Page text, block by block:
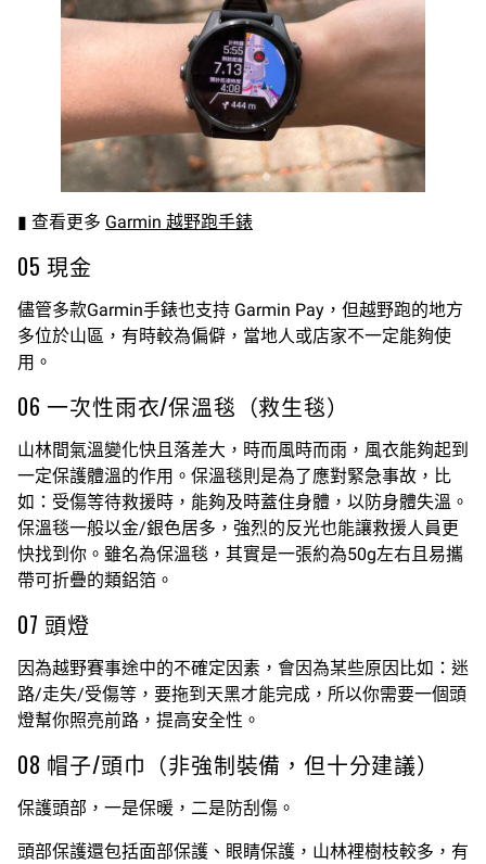
▮ 查看更多 Garmin 越野跑手錶
05 現金
儘管多款Garmin手錶也支持 Garmin Pay，但越野跑的地方
多位於山區，有時較為偏僻，當地人或店家不一定能夠使
用。
06 一次性雨衣/保溫毯（救生毯）
山林間氣溫變化快且落差大，時而風時而雨，風衣能夠起到
一定保護體溫的作用。保溫毯則是為了應對緊急事故，比
如：受傷等待救援時，能夠及時蓋住身體，以防身體失溫。
保溫毯一般以金/銀色居多，強烈的反光也能讓救援人員更
快找到你。雖名為保溫毯，其實是一張約為50g左右且易攜
帶可折疊的類鋁箔。
07 頭燈
因為越野賽事途中的不確定因素，會因為某些原因比如：迷
路/走失/受傷等，要拖到天黑才能完成，所以你需要一個頭
燈幫你照亮前路，提高安全性。
08 帽子/頭巾（非強制裝備，但十分建議）
保護頭部，一是保暖，二是防刮傷。
頭部保護還包括面部保護、眼睛保護，山林裡樹枝較多，有